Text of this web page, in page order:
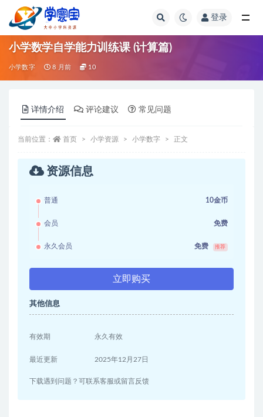
登录
小学数学自学能力训练课 (计算篇)
小学数字 8 月前 10
详情介绍 评论建议 常见问题
当前位置： 首页 小学资源 小学数字 正文
资源信息
普通 10金币
会员 免费
永久会员 免费 推荐
立即购买
其他信息
有效期 永久有效
最近更新 2025年12月27日
下载遇到问题？可联系客服或留言反馈
全部